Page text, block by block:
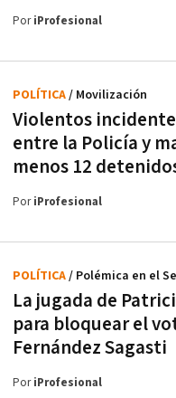
PoriProfesional
Violentos
entre la Policía y
menos 12
POLÍTICA/ Movilización
PoriProfesional
La jugada de
para bloquear el
Fernández Sagasti
POLÍTICA/ Polémica en el
PoriProfesional